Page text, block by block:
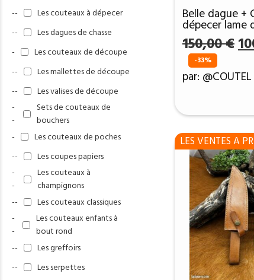
--
Les couteaux à dépecer
--
Les dagues de chasse
-
Les couteaux de découpe
--
Les mallettes de découpe
--
Les valises de découpe
-
-
Sets de couteaux de
bouchers
-
Les couteaux de poches
--
Les coupes papiers
-
-
Les couteaux à
champignons
--
Les couteaux classiques
-
-
Les couteaux enfants à
bout rond
--
Les greffoirs
--
Les serpettes
Belle dague +
dépecer lame
256Couches
étui cuir RITE-
D570
150,00€ Le
-33%
par:
LES VENTES A